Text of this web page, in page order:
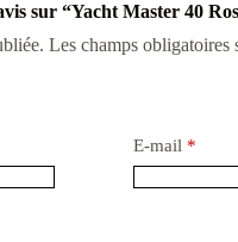
sur “Yacht Master 40
Les champs obligatoires
E-mail *